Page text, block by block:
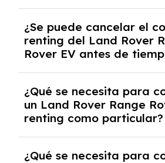
tendrás que pagar ningún
salvo en casos que lo exija el
debido al resultado del
económica.
¿Se puede cancelar el
renting del Land Rover
Rover EV antes de
pero puede haber
cancelación anticipada. Es
las condiciones del contrato
experto que te asesore.
¿Qué se necesita para
un Land Rover Range
renting como particular?
y, en algunos casos, una
¿Qué se necesita para